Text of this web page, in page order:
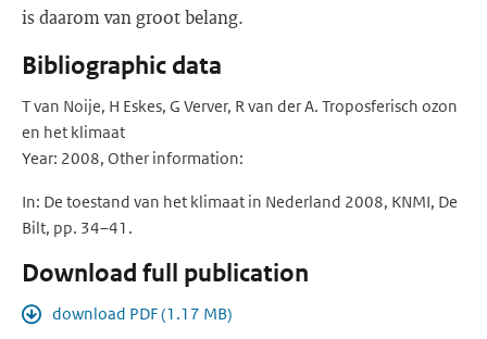
is daarom van groot belang.
Bibliographic data
T van Noije, H Eskes, G Verver, R van der A. Troposferisch ozon
en het klimaat
Year: 2008, Other information:
In: De toestand van het klimaat in Nederland 2008, KNMI, De
Bilt, pp. 34–41.
Download full publication
download PDF (1.17 MB)